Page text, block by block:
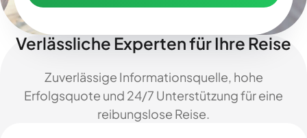
Verlässliche Experten für Ihre Reise
Zuverlässige Informationsquelle, hohe
Erfolgsquote und 24/7 Unterstützung für eine
reibungslose Reise.